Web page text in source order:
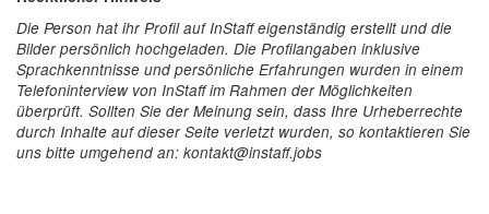
Die Person hat ihr Profil auf InStaff eigenständig erstellt und die
Bilder persönlich hochgeladen. Die Profilangaben inklusive
Sprachkenntnisse und persönliche Erfahrungen wurden in einem
Telefoninterview von InStaff im Rahmen der Möglichkeiten
überprüft. Sollten Sie der Meinung sein, dass Ihre Urheberrechte
durch Inhalte auf dieser Seite verletzt wurden, so kontaktieren Sie
uns bitte umgehend an: kontakt@instaff.jobs